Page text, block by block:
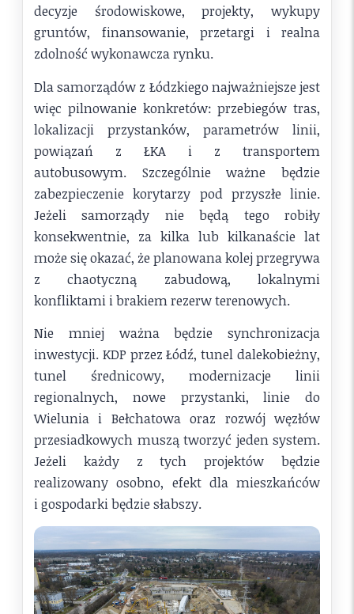
decyzje środowiskowe, projekty, wykupy
gruntów, finansowanie, przetargi i realna
zdolność wykonawcza rynku.
Dla samorządów z Łódzkiego najważniejsze jest
więc pilnowanie konkretów: przebiegów tras,
lokalizacji przystanków, parametrów linii,
powiązań z ŁKA i z transportem
autobusowym. Szczególnie ważne będzie
zabezpieczenie korytarzy pod przyszłe linie.
Jeżeli samorządy nie będą tego robiły
konsekwentnie, za kilka lub kilkanaście lat
może się okazać, że planowana kolej przegrywa
z chaotyczną zabudową, lokalnymi
konfliktami i brakiem rezerw terenowych.
Nie mniej ważna będzie synchronizacja
inwestycji. KDP przez Łódź, tunel dalekobieżny,
tunel średnicowy, modernizacje linii
regionalnych, nowe przystanki, linie do
Wielunia i Bełchatowa oraz rozwój węzłów
przesiadkowych muszą tworzyć jeden system.
Jeżeli każdy z tych projektów będzie
realizowany osobno, efekt dla mieszkańców
i gospodarki będzie słabszy.